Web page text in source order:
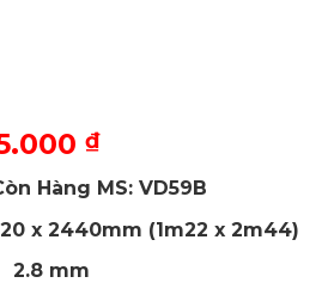
₫.
₫Giá
hiện
tại
là:
Hàng MS: VD59B
x 2440mm (1m22 x 2m44)
mm